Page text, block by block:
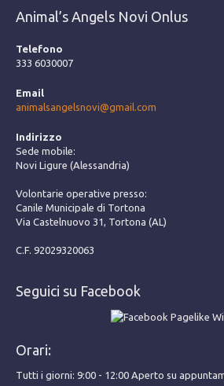
Animal’s Angels Novi Onlus
Telefono
333 6030007
Email
animalsangelsnovi@gmail.com
Indirizzo
Sede mobile:
Novi Ligure (Alessandria)
Volontarie operative presso:
Canile Municipale di Tortona
Via Castelnuovo 31, Tortona (AL)
C.F. 92029320063
Seguici su Facebook
Orari:
Tutti i giorni: 9:00 - 12:00 Aperto su